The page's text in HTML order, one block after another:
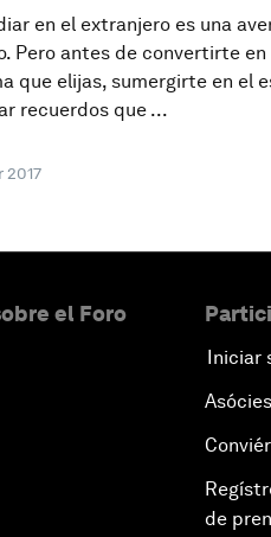
en el extranjero es una
Pero antes de convertirte
que elijas, sumergirte en el
recuerdos que ...
2017
el Foro
Iniciar
de